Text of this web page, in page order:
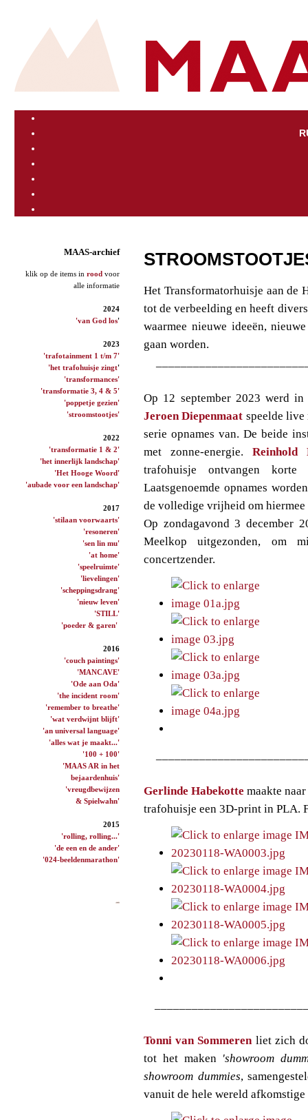
MAAS-archief
klik op de items in rood voor
alle informatie
2024
'van God los'
2023
'trafotainment 1 t/m 7'
'het trafohuisje zingt'
'transformances'
'transformatie 3, 4 & 5'
'poppetje gezien'
'stroomstootjes'
2022
'transformatie 1 & 2'
'het innerlijk landschap'
'Het Hooge Woord'
'aubade voor een landschap'
2017
'stilaan voorwaarts'
'resoneren'
'sen lin mu'
'at home'
'speelruimte'
'lievelingen'
'scheppingsdrang'
'nieuw leven'
'STILL'
'poeder & garen'
2016
'couch paintings'
'MANCAVE'
'Ode aan Oda'
'the incident room'
'remember to breathe'
'wat verdwijnt blijft'
'an universal language'
'alles wat je maakt...'
'100 + 100'
'MAAS AR in het
bejaardenhuis'
'vreugdbewijzen
& Spielwahn'
2015
'rolling, rolling...'
'de een en de ander'
'024-beeldenmarathon'
Het Transformatorhuisje aan de
tot de verbeelding en heeft
waarmee nieuwe ideeën,
gaan worden.
Op 12 september 2023 werd
Jeroen Diepenmaat speelde live
serie opnames van. De beide
met zonne-energie.Reinhold
trafohuisje ontvangen
Laatsgenoemde opnames
de volledige vrijheid om hiermee
Op zondagavond 3 december
Meelkop uitgezonden, om
concertzender.
Gerlinde Habekotte maakte
trafohuisje een 3D-print in PLA.
Tonni van Sommeren liet zich
tot het maken'showroom
showroom dummies,
vanuit de hele wereld